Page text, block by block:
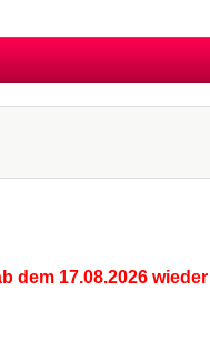
dem 17.08.2026